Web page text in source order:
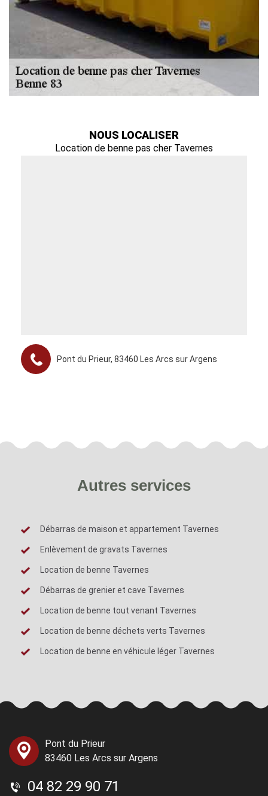
NOUS LOCALISER
Location de benne pas cher Tavernes
Pont du Prieur, 83460 Les Arcs sur Argens
Autres services
Débarras de maison et appartement Tavernes
Enlèvement de gravats Tavernes
Location de benne Tavernes
Débarras de grenier et cave Tavernes
Location de benne tout venant Tavernes
Location de benne déchets verts Tavernes
Location de benne en véhicule léger Tavernes
Pont du Prieur
83460 Les Arcs sur Argens
04 82 29 90 71